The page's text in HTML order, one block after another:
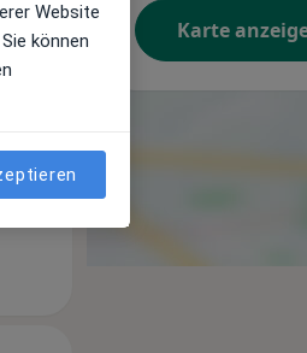
Karte
Website
können